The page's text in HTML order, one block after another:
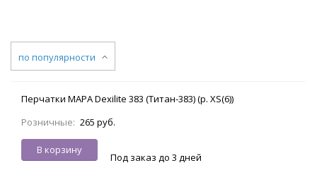
по популярности
Перчатки МАРА Dexilite 383 (Титан-383) (р. XS(6))
Розничные: 265 руб.
В корзину
Под заказ до 3 дней